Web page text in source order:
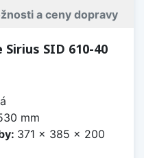
a ceny dopravy
SID 610-40
mm
371 x 385 x 200